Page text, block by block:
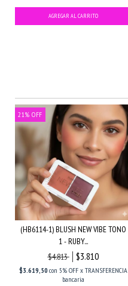
21 % OFF
(HB6114-1) BLUSH NEW VIBE TONO
1 - RUBY...
$4.813
$3.810
$3.619,50con 5% OFF x TRANSFERENCIA
bancaria